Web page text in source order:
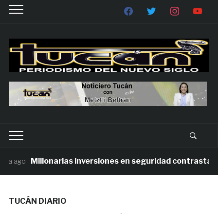
Millonarias inversiones en seguridad contrastan
TUCÁN DIARIO